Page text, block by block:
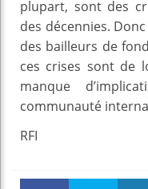
plupart, sont des
des décennies.
des bailleurs de
ces crises sont de
manque
communauté
RFI